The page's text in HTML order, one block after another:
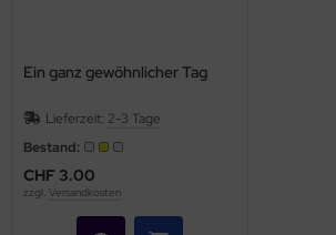
Ein ganz gewöhnlicher Tag
Lieferzeit: 2-3 Tage
Bestand:
CHF 3.00
zzgl. Versandkosten